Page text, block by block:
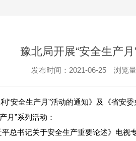
豫北局开展“安全生产
发布时间：2021-06-25 浏览
“安全生产月”活动的通知》及《省安
月”系列活动：
总书记关于安全生产重要论述》电